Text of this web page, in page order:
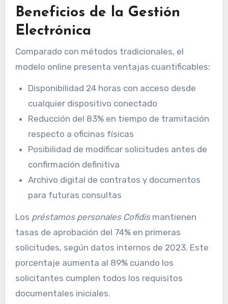
Beneficios de la Gestión
Electrónica
Comparado con métodos tradicionales, el
modelo online presenta ventajas cuantificables:
Disponibilidad 24 horas con acceso desde
cualquier dispositivo conectado
Reducción del 83% en tiempo de tramitación
respecto a oficinas físicas
Posibilidad de modificar solicitudes antes de
confirmación definitiva
Archivo digital de contratos y documentos
para futuras consultas
Los préstamos personales Cofidismantienen
tasas de aprobación del 74% en primeras
solicitudes, según datos internos de 2023. Este
porcentaje aumenta al 89% cuando los
solicitantes cumplen todos los requisitos
documentales iniciales.